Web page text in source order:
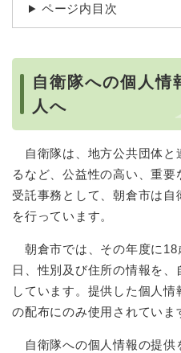
ページ内目次
自衛隊への個人情
人へ
自衛隊は、地方公共団体と
るなど、公益性の高い、重
受託事務として、朝倉市は
を行っています。
朝倉市では、その年度に18
日、性別及び住所の情報を
しています。提供した個人
の配布にのみ使用されていま
自衛隊への個人情報の提供